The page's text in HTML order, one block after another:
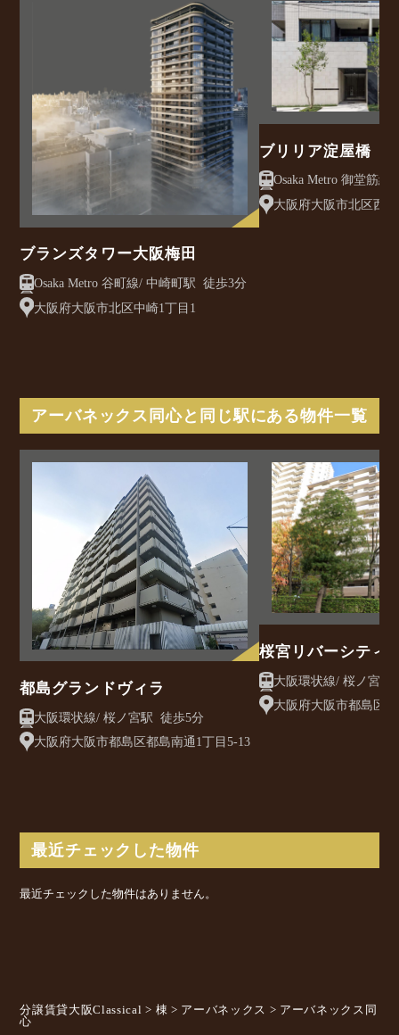
ブランズタワー大阪梅田
Osaka Metro 谷町線/ 中崎町駅 徒歩3分
大阪府大阪市北区中崎1丁目1
ブリリア淀屋橋
大阪府大阪市北区西
アーバネックス同心と同じ駅にある物件一覧
都島グランドヴィラ
大阪環状線/ 桜ノ宮駅 徒歩5分
大阪府大阪市都島区都島南通1丁目5-13
桜宮リバーシティ
号棟
大阪府大阪市都島区
最近チェックした物件
最近チェックした物件はありません。
分譲賃貸大阪Classical > 棟 > アーバネックス > アーバネックス同
心